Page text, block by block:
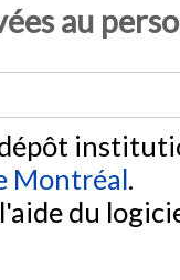
au
Montréal.
du